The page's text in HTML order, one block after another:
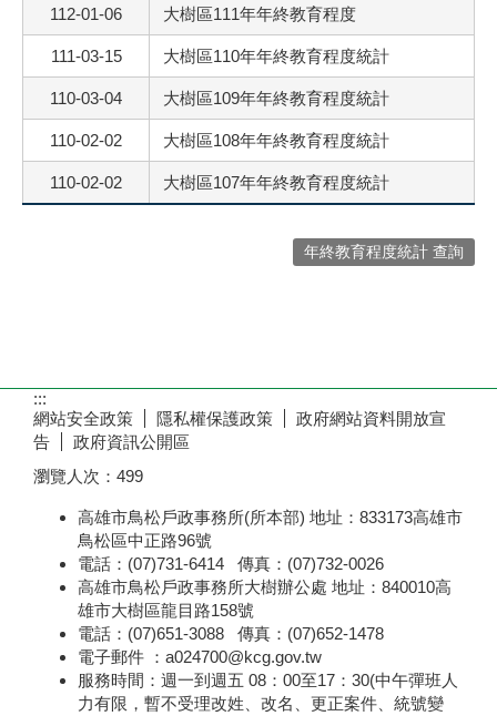
112-01-06 大樹區111年年終教育程度
111-03-15 大樹區110年年終教育程度統計
110-03-04 大樹區109年年終教育程度統計
110-02-02 大樹區108年年終教育程度統計
110-02-02 大樹區107年年終教育程度統計
年終教育程度統計 查詢
:::
網站安全政策
隱私權保護政策
政府網站資料開放宣
告
政府資訊公開區
瀏覽人次： 499
高雄市鳥松戶政事務所(所本部) 地址：833173高雄市
鳥松區中正路96號
電話：(07)731-6414 傳真：(07)732-0026
高雄市鳥松戶政事務所大樹辦公處 地址：840010高
雄市大樹區龍目路158號
電話：(07)651-3088 傳真：(07)652-1478
電子郵件 ：a024700@kcg.gov.tw
服務時間：週一到週五 08：00至17：30(中午彈班人
力有限，暫不受理改姓、改名、更正案件、統號變